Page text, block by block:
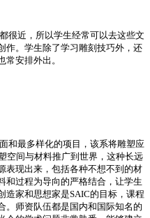
很近，所以学生经常可以去这些文
作。学生除了学习雕刻技巧外，还
安排外出。
和最多样化的项目，该系将雕塑应
空间与材料推广到世界，这种长远
表现出来，包括各种不想不到的材
和过程为导向的严格结合，让学生
造家和思想家是SAIC的目标，课程
。师资队伍都是国内和国际知名的